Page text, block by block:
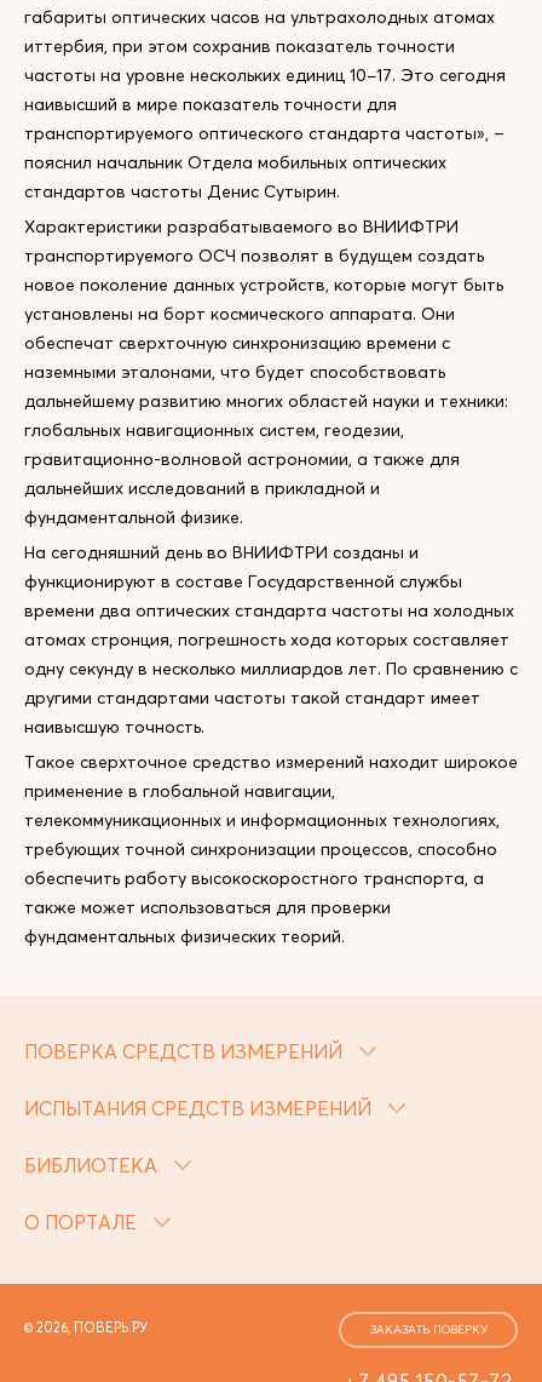
габариты оптических часов на ультрахолодных атомах
иттербия, при этом сохранив показатель точности
частоты на уровне нескольких единиц 10−17. Это сегодня
наивысший в мире показатель точности для
транспортируемого оптического стандарта частоты», –
пояснил начальник Отдела мобильных оптических
стандартов частоты Денис Сутырин.
Характеристики разрабатываемого во ВНИИФТРИ
транспортируемого ОСЧ позволят в будущем создать
новое поколение данных устройств, которые могут быть
установлены на борт космического аппарата. Они
обеспечат сверхточную синхронизацию времени с
наземными эталонами, что будет способствовать
дальнейшему развитию многих областей науки и техники:
глобальных навигационных систем, геодезии,
гравитационно-волновой астрономии, а также для
дальнейших исследований в прикладной и
фундаментальной физике.
На сегодняшний день во ВНИИФТРИ созданы и
функционируют в составе Государственной службы
времени два оптических стандарта частоты на холодных
атомах стронция, погрешность хода которых составляет
одну секунду в несколько миллиардов лет. По сравнению с
другими стандартами частоты такой стандарт имеет
наивысшую точность.
Такое сверхточное средство измерений находит широкое
применение в глобальной навигации,
телекоммуникационных и информационных технологиях,
требующих точной синхронизации процессов, способно
обеспечить работу высокоскоростного транспорта, а
также может использоваться для проверки
фундаментальных физических теорий.
ПОВЕРКА СРЕДСТВ ИЗМЕРЕНИЙ
ИСПЫТАНИЯ СРЕДСТВ ИЗМЕРЕНИЙ
БИБЛИОТЕКА
О ПОРТАЛЕ
© 2026, ПОВЕРЬ.РУ ЗАКАЗАТЬ ПОВЕРКУ